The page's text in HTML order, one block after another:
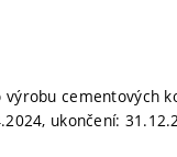
cementových
ukončení: